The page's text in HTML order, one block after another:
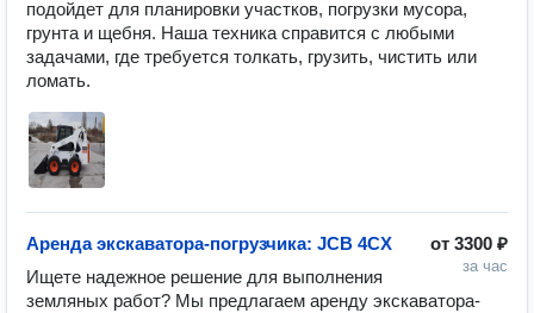
подойдет для планировки участков, погрузки мусора,
грунта и щебня. Наша техника справится с любыми
задачами, где требуется толкать, грузить, чистить или
ломать.
от 3300 ₽
за час
Аренда экскаватора-погрузчика: JCB 4CX
Ищете надежное решение для выполнения
земляных работ? Мы предлагаем аренду экскаватора-